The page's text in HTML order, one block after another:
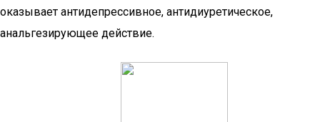
оказывает антидепрессивное, антидиуретическое,
анальгезирующее действие.